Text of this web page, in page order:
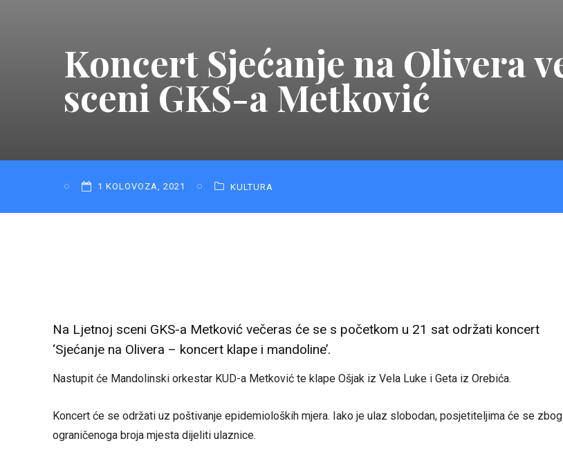
Koncert Sjećanje na Olivera
sceni GKS-a Metković
1 KOLOVOZA, 2021 KULTURA
Na Ljetnoj sceni GKS-a Metković večeras će se s početkom u 21 sat održati koncert
‘Sjećanje na Olivera – koncert klape i mandoline’.
Nastupit će Mandolinski orkestar KUD-a Metković te klape Ošjak iz Vela Luke i Geta iz Orebića.
Koncert će se održati uz poštivanje epidemioloških mjera. Iako je ulaz slobodan, posjetiteljima će se zbog
ograničenoga broja mjesta dijeliti ulaznice.